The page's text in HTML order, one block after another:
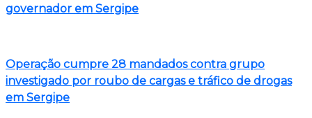
governador em Sergipe
Operação cumpre 28 mandados contra grupo
investigado por roubo de cargas e tráfico de drogas
em Sergipe